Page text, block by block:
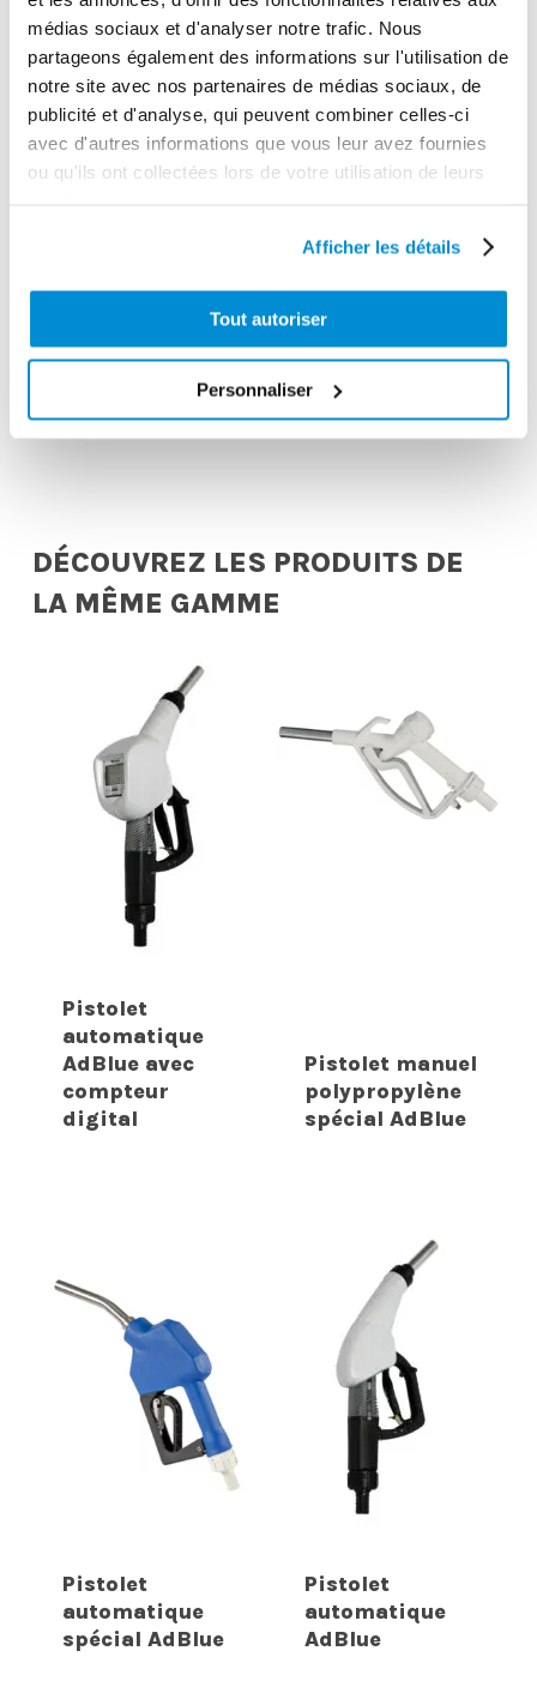
médias sociaux et d'analyser notre trafic. Nous
partageons également des informations sur l'utilisation de
notre site avec nos partenaires de médias sociaux, de
publicité et d'analyse, qui peuvent combiner celles-ci
avec d'autres informations que vous leur avez fournies
ou qu'ils ont collectées lors de votre utilisation de leurs
Afficher les détails
Tout autoriser
Personnaliser
compact de
transfert gasoil
crépine
d’aspiration
avec
verrouillage
DÉCOUVREZ LES PRODUITS DE
LA MÊME GAMME
Pistolet
automatique
AdBlue avec
compteur
digital
Pistolet manuel
polypropylène
spécial AdBlue
Pistolet
automatique
spécial AdBlue
Pistolet
automatique
AdBlue